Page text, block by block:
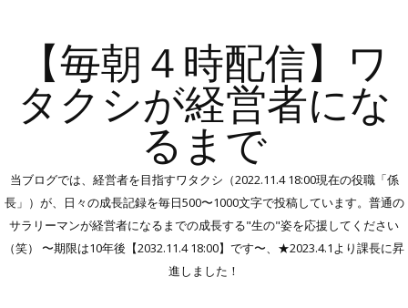
【毎朝４時配信】ワ
タクシが経営者にな
るまで
当ブログでは、経営者を目指すワタクシ（2022.11.4 18:00現在の役職「係
長」）が、日々の成長記録を毎日500〜1000文字で投稿しています。普通の
サラリーマンが経営者になるまでの成長する"生の"姿を応援してください
（笑） 〜期限は10年後【2032.11.4 18:00】です〜、★2023.4.1より課長に昇
進しました！